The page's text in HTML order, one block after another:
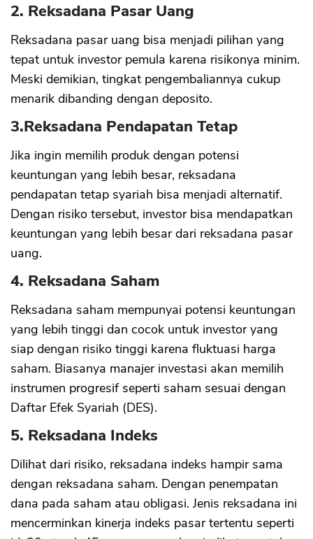
2. Reksadana Pasar Uang
Reksadana pasar uang bisa menjadi pilihan yang
tepat untuk investor pemula karena risikonya minim.
Meski demikian, tingkat pengembaliannya cukup
menarik dibanding dengan deposito.
3.Reksadana Pendapatan Tetap
Jika ingin memilih produk dengan potensi
keuntungan yang lebih besar, reksadana
pendapatan tetap syariah bisa menjadi alternatif.
Dengan risiko tersebut, investor bisa mendapatkan
keuntungan yang lebih besar dari reksadana pasar
uang.
4. Reksadana Saham
Reksadana saham mempunyai potensi keuntungan
yang lebih tinggi dan cocok untuk investor yang
siap dengan risiko tinggi karena fluktuasi harga
saham. Biasanya manajer investasi akan memilih
instrumen progresif seperti saham sesuai dengan
Daftar Efek Syariah (DES).
5. Reksadana Indeks
Dilihat dari risiko, reksadana indeks hampir sama
dengan reksadana saham. Dengan penempatan
dana pada saham atau obligasi. Jenis reksadana ini
mencerminkan kinerja indeks pasar tertentu seperti